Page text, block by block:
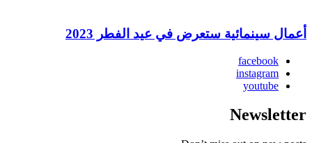
أعمال سينمائية ستعرض في عيد الفطر 2023
facebook
instagram
youtube
Newsletter